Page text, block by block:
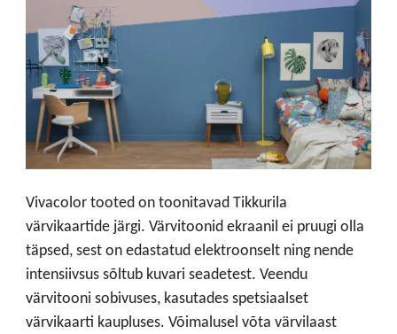
Vivacolor tooted on toonitavad Tikkurila
värvikaartide järgi. Värvitoonid ekraanil ei pruugi olla
täpsed, sest on edastatud elektroonselt ning nende
intensiivsus sõltub kuvari seadetest. Veendu
värvitooni sobivuses, kasutades spetsiaalset
värvikaarti kaupluses. Võimalusel võta värvilaast